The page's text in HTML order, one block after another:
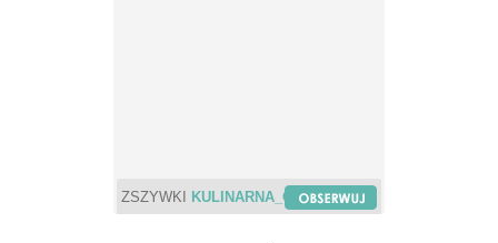
ZSZYWKI KULINARNA_CHWILA